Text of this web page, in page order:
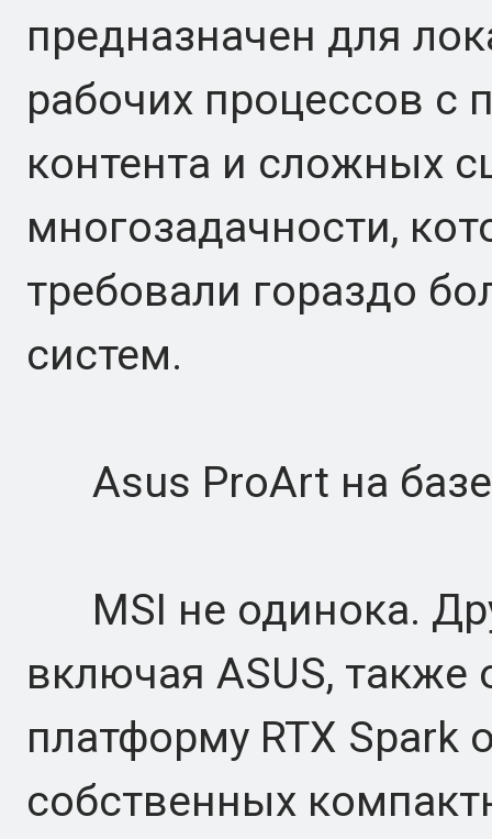
предназначен для
рабочих процессов
контента и сложных
многозадачности,
требовали гораздо
систем.
Asus ProArt на базе
MSI не одинока.
включая ASUS,
платформу RTX Spark
собственных